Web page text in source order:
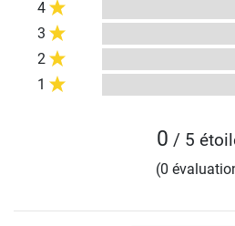
4
3
2
1
0 / 5
(0